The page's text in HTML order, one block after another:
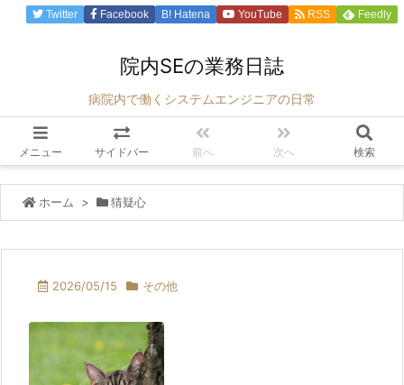
院内SEの業務日誌
病院内で働くシステムエンジニアの日常
メニュー サイドバー 前へ 次へ 検索
Twitter Facebook B! Hatena YouTube RSS Feedly
ホーム > 猜疑心
2026/05/15 その他